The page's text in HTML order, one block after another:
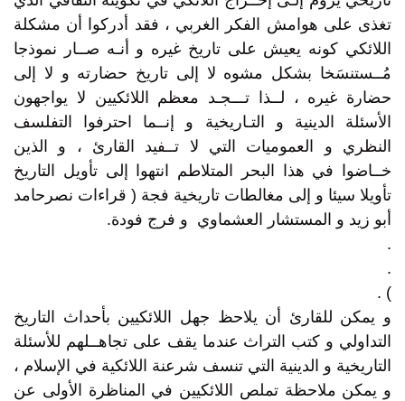
تغذى على هوامش الفكر الغربي ، فقد أدركوا أن مشكلة
اللائكي كونه يعيش على تاريخ غيره و أنـه صــار نموذجا
مُــستنسَخا بشكل مشوه لا إلى تاريخ حضارته و لا إلى
حضارة غيره ، لــذا تـــجـد معظم اللائكيين لا يواجهون
الأسئلة الدينية و التـاريخية و إنــما احترفوا التفلسف
النظري و العموميات التي لا تــفيد القارئ ، و الذين
خــاضوا في هذا البحر المتلاطم انتهوا إلى تأويل التاريخ
تأويلا سيئا و إلى مغالطات تاريخية فجة ( قراءات نصرحامد
أبو زيد و المستشار العشماوي و فرج فودة.
.
.
) .
و يمكن للقارئ أن يلاحظ جهل اللائكيين بأحداث التاريخ
التداولي و كتب التراث عندما يقف على تجاهــلهم للأسئلة
التاريخية و الدينية التي تنسف شرعنة اللائكية في الإسلام ،
و يمكن ملاحظة تملص اللائكيين في المناظرة الأولى عن